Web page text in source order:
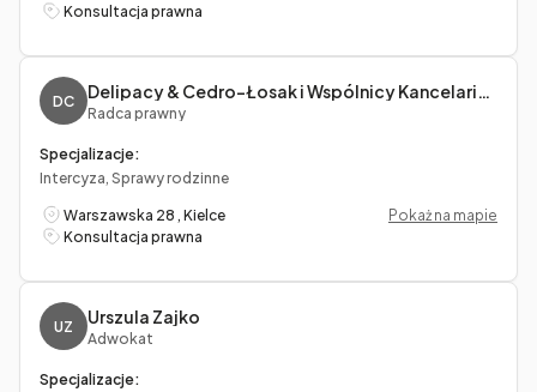
Konsultacja prawna
DC
Radca prawny
Specjalizacje:
Intercyza, Sprawy rodzinne
Warszawska 28 , Kielce
Pokaż na mapie
Konsultacja prawna
UZ Urszula Zajko
Adwokat
Specjalizacje: